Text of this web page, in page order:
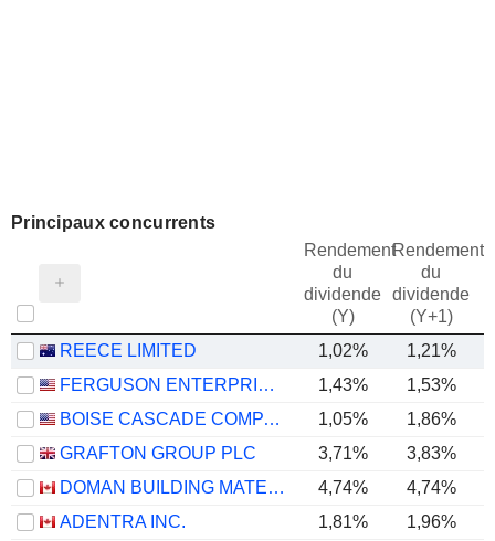
Principaux concurrents
Rendement
du
dividende
(Y)
Rendement
du
dividende
(Y+1)
REECE LIMITED 1,02% 1,21%
FERGUSON ENTERPRISES INC.
1,43% 1,53%
BOISE CASCADE COMPANY
1,05%
1,86%
GRAFTON GROUP PLC
3,71% 3,83%
DOMAN BUILDING MATERIALS GROUP LTD.
4,74%
4,74%
ADENTRA INC.
1,81%
1,96%